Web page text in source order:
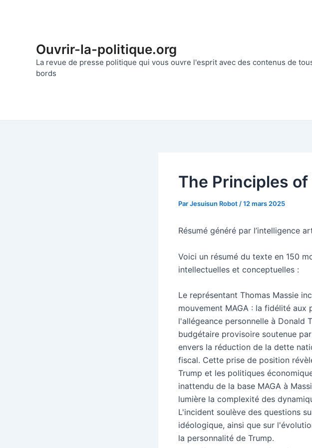
Ouvrir-la-politique.org
La revue de presse politique qui vous ouvre l'esprit avec des contenus de
bords
The Principles
ParJesuisun Robot /12 mars 2025
Résumé généré par l’intelligence
Voici un résumé du texte en 150
intellectuelles et conceptuelles :
Le représentant Thomas Massie
mouvement MAGA : la fidélité aux
l'allégeance personnelle à Donald
budgétaire provisoire soutenue
envers la réduction de la dette
fiscal. Cette prise de position
Trump et les politiques
inattendu de la base MAGA à
lumière la complexité des
L'incident soulève des questions
idéologique, ainsi que sur
la personnalité de Trump.